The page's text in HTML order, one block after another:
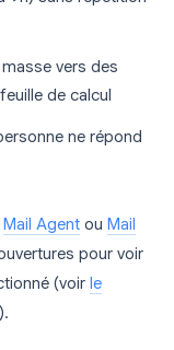
vers des
de calcul
ne répond
Mail Agent ou Mail
pour voir
(voir le
).